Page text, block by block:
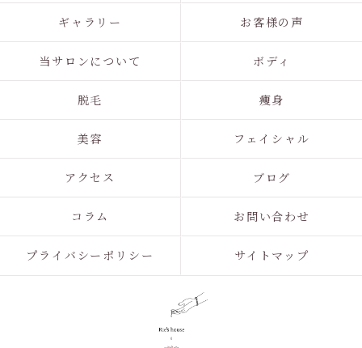
ギャラリー お客様の声
当サロンについて ボディ
脱毛 痩身
美容 フェイシャル
アクセス ブログ
コラム お問い合わせ
プライバシーポリシー サイトマップ